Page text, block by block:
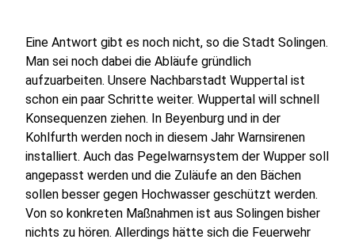
Eine Antwort gibt es noch nicht, so die Stadt Solingen.
Man sei noch dabei die Abläufe gründlich
aufzuarbeiten. Unsere Nachbarstadt Wuppertal ist
schon ein paar Schritte weiter. Wuppertal will schnell
Konsequenzen ziehen. In Beyenburg und in der
Kohlfurth werden noch in diesem Jahr Warnsirenen
installiert. Auch das Pegelwarnsystem der Wupper soll
angepasst werden und die Zuläufe an den Bächen
sollen besser gegen Hochwasser geschützt werden.
Von so konkreten Maßnahmen ist aus Solingen bisher
nichts zu hören. Allerdings hätte sich die Feuerwehr